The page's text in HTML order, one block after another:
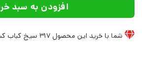
افزودن به سبد
شما با خرید این محصول 317 سیخ کباب